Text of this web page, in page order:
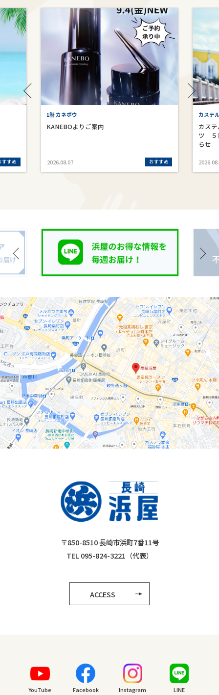
すすめ
1階 カネボウ
KANEBOよりご案内
2026.08.07 おすすめ
カステ
カス
ツ ５
らせ
〒850-8510 長崎市浜町7番11号
TEL 095-824-3221（代表）
ACCESS
YouTube Facebook Instagram LINE